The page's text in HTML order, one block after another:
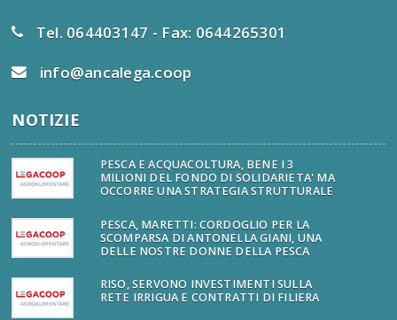
Tel. 064403147 - Fax: 0644265301
info@ancalega.coop
NOTIZIE
PESCA E ACQUACOLTURA, BENE I 3
MILIONI DEL FONDO DI SOLIDARIETA' MA
OCCORRE UNA STRATEGIA STRUTTURALE
PESCA, MARETTI: CORDOGLIO PER LA
SCOMPARSA DI ANTONELLA GIANI, UNA
DELLE NOSTRE DONNE DELLA PESCA
RISO, SERVONO INVESTIMENTI SULLA
RETE IRRIGUA E CONTRATTI DI FILIERA